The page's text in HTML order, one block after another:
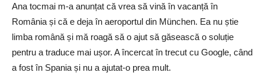
Ana tocmai m-a anunțat că vrea să vină în vacanță în
România și că e deja în aeroportul din München. Ea nu știe
limba română și mă roagă să o ajut să găsească o soluție
pentru a traduce mai ușor. A încercat în trecut cu Google, când
a fost în Spania și nu a ajutat-o prea mult.